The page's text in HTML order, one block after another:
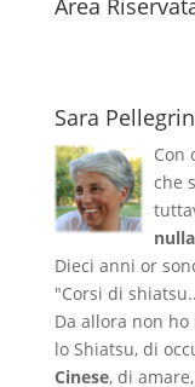
Area
Sara
Con
che
Dieci anni or
"Corsi di
Da allora non
lo Shiatsu, di
Cinese, di